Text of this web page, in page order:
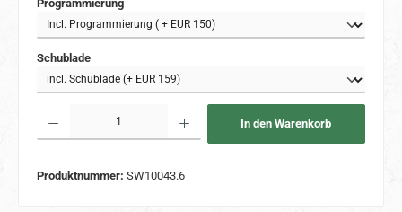
Programmierung
Schubladeauswählen
In den Warenkorb
Produktnummer: SW10043.6